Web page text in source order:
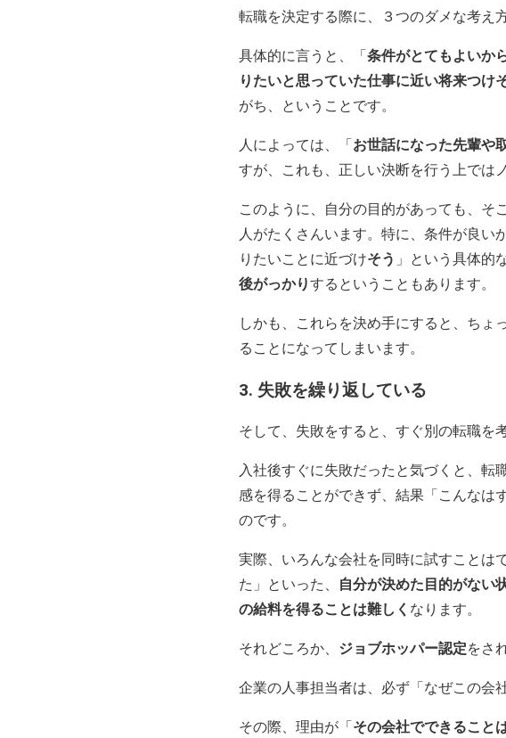
転職を決定する際に、３つのダメな考え
具体的に言うと、「条件がとてもよいか
りたいと思っていた仕事に近い将来つけ
がち、ということです。
人によっては、「お世話になった先輩や
すが、これも、正しい決断を行う上では
このように、自分の目的があっても、そ
人がたくさんいます。特に、条件が良い
りたいことに近づけそう 」という具体的
後がっかりするということもあります。
しかも、これらを決め手にすると、ちょ
ることになってしまいます。
3. 失敗を繰り返している
そして、失敗をすると、すぐ別の転職を
入社後すぐに失敗だったと気づくと、転
感を得ることができず、結果「こんなは
のです。
実際、いろんな会社を同時に試すことは
た」といった、
自分が決めた目的がない
の給料を得ることは難しく なります。
それどころか、 ジョブホッパー認定をさ
企業の人事担当者は、必ず「なぜこの会
その際、理由が「 その会社でできること